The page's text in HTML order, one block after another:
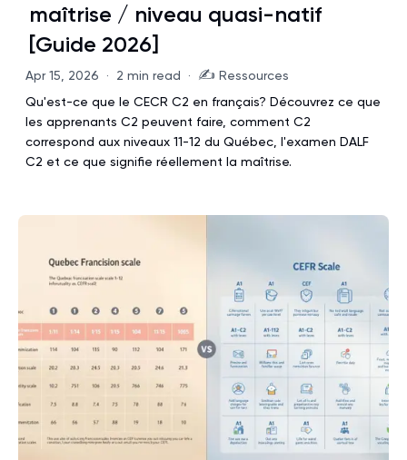
maîtrise / niveau quasi-natif
[Guide 2026]
Apr 15, 2026 · 2 min read · ✍️ Ressources
Qu'est-ce que le CECR C2 en français? Découvrez ce que
les apprenants C2 peuvent faire, comment C2
correspond aux niveaux 11-12 du Québec, l'examen DALF
C2 et ce que signifie réellement la maîtrise.